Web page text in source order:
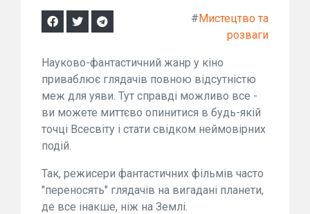
#Мистецтво та
розваги
Науково-фантастичний жанр у кіно
приваблює глядачів повною відсутністю
меж для уяви. Тут справді можливо все -
ви можете миттєво опинитися в будь-якій
точці Всесвіту і стати свідком неймовірних
подій.
Так, режисери фантастичних фільмів часто
"переносять" глядачів на вигадані планети,
де все інакше, ніж на Землі.